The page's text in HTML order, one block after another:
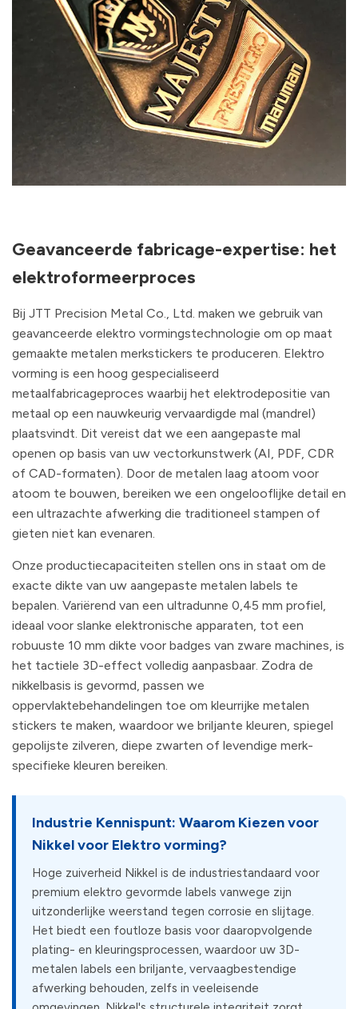
Geavanceerde fabricage-expertise: het
elektroformeerproces
Bij JTT Precision Metal Co., Ltd. maken we gebruik van
geavanceerde elektro vormingstechnologie om op maat
gemaakte metalen merkstickers te produceren. Elektro
vorming is een hoog gespecialiseerd
metaalfabricageproces waarbij het elektrodepositie van
metaal op een nauwkeurig vervaardigde mal (mandrel)
plaatsvindt. Dit vereist dat we een aangepaste mal
openen op basis van uw vectorkunstwerk (AI, PDF, CDR
of CAD-formaten). Door de metalen laag atoom voor
atoom te bouwen, bereiken we een ongelooflijke detail en
een ultrazachte afwerking die traditioneel stampen of
gieten niet kan evenaren.
Onze productiecapaciteiten stellen ons in staat om de
exacte dikte van uw aangepaste metalen labels te
bepalen. Variërend van een ultradunne 0,45 mm profiel,
ideaal voor slanke elektronische apparaten, tot een
robuuste 10 mm dikte voor badges van zware machines, is
het tactiele 3D-effect volledig aanpasbaar. Zodra de
nikkelbasis is gevormd, passen we
oppervlaktebehandelingen toe om kleurrijke metalen
stickers te maken, waardoor we briljante kleuren, spiegel
gepolijste zilveren, diepe zwarten of levendige merk-
specifieke kleuren bereiken.
Industrie Kennispunt: Waarom Kiezen voor
Nikkel voor Elektro vorming?
Hoge zuiverheid Nikkel is de industriestandaard voor
premium elektro gevormde labels vanwege zijn
uitzonderlijke weerstand tegen corrosie en slijtage.
Het biedt een foutloze basis voor daaropvolgende
plating- en kleuringsprocessen, waardoor uw 3D-
metalen labels een briljante, vervaagbestendige
afwerking behouden, zelfs in veeleisende